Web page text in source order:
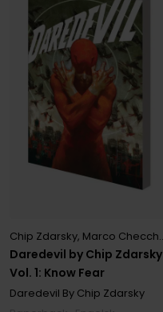
Daredevil by Chip Zdarsky
Vol. 1: Know Fear
Chip Zdarsky, Marco Checchetto
Daredevil By Chip Zdarsky